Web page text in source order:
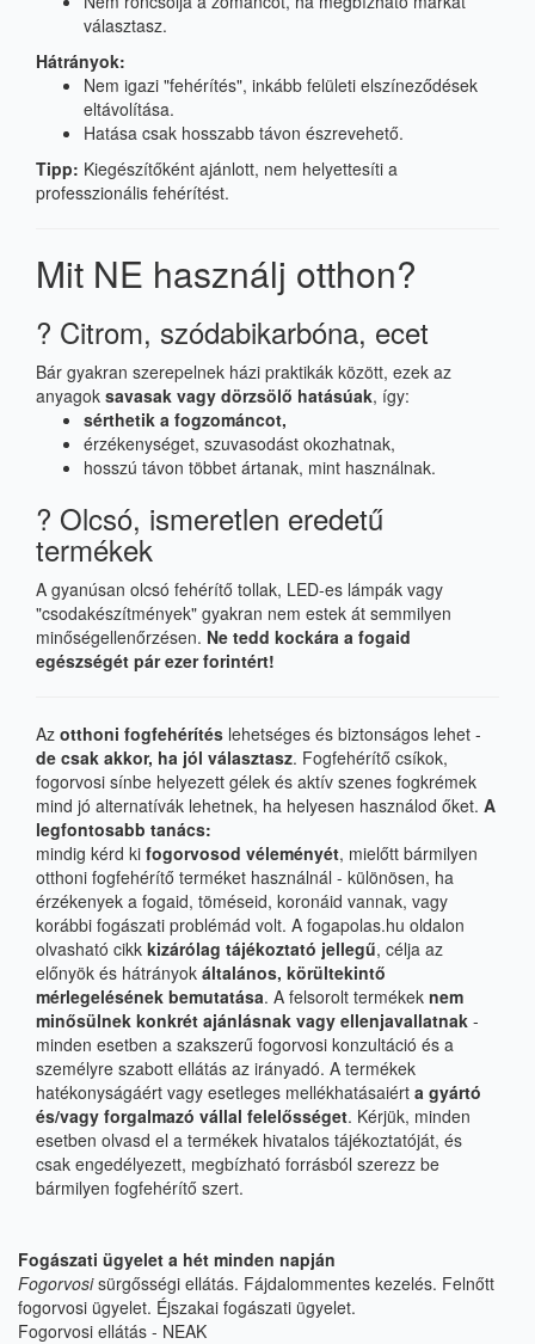
választasz.
Hátrányok:
Nem igazi "fehérítés", inkább felületi elszíneződések
eltávolítása.
Hatása csak hosszabb távon észrevehető.
Tipp: Kiegészítőként ajánlott, nem helyettesíti a
professzionális fehérítést.
Mit NE használj otthon?
? Citrom, szódabikarbóna, ecet
Bár gyakran szerepelnek házi praktikák között, ezek az
anyagok savasak vagy dörzsölő hatásúak, így:
sérthetik a fogzománcot,
érzékenységet, szuvasodást okozhatnak,
hosszú távon többet ártanak, mint használnak.
? Olcsó, ismeretlen eredetű
termékek
A gyanúsan olcsó fehérítő tollak, LED-es lámpák vagy
"csodakészítmények" gyakran nem estek át semmilyen
minőségellenőrzésen. Ne tedd kockára a fogaid
egészségét pár ezer forintért!
Az otthoni fogfehérítés lehetséges és biztonságos lehet -
de csak akkor, ha jól választasz. Fogfehérítő csíkok,
fogorvosi sínbe helyezett gélek és aktív szenes fogkrémek
mind jó alternatívák lehetnek, ha helyesen használod őket. A
legfontosabb tanács:
mindig kérd ki fogorvosod véleményét, mielőtt bármilyen
otthoni fogfehérítő terméket használnál - különösen, ha
érzékenyek a fogaid, töméseid, koronáid vannak, vagy
korábbi fogászati problémád volt. A fogapolas.hu oldalon
olvasható cikk kizárólag tájékoztató jellegű, célja az
előnyök és hátrányok általános, körültekintő
mérlegelésének bemutatása. A felsorolt termékek nem
minősülnek konkrét ajánlásnak vagy ellenjavallatnak -
minden esetben a szakszerű fogorvosi konzultáció és a
személyre szabott ellátás az irányadó. A termékek
hatékonyságáért vagy esetleges mellékhatásaiért a gyártó
és/vagy forgalmazó vállal felelősséget. Kérjük, minden
esetben olvasd el a termékek hivatalos tájékoztatóját, és
csak engedélyezett, megbízható forrásból szerezz be
bármilyen fogfehérítő szert.
Fogászati ügyelet a hét minden napján
Fogorvosisürgősségi ellátás. Fájdalommentes kezelés. Felnőtt
fogorvosi ügyelet. Éjszakai fogászati ügyelet.
Fogorvosi ellátás - NEAK